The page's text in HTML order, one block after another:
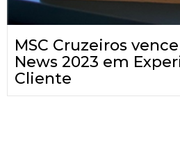
MSC Cruzeiros
News 2023 em
Cliente